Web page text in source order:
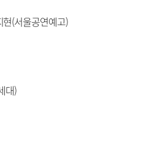
현(서울공연예고)
대)